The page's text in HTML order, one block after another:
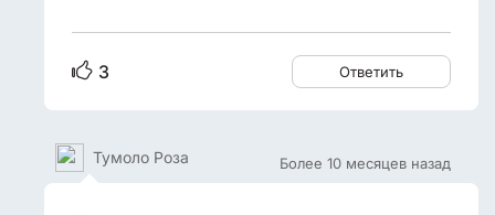
3 Ответить
Более 10 месяцев назад
Тумоло Роза